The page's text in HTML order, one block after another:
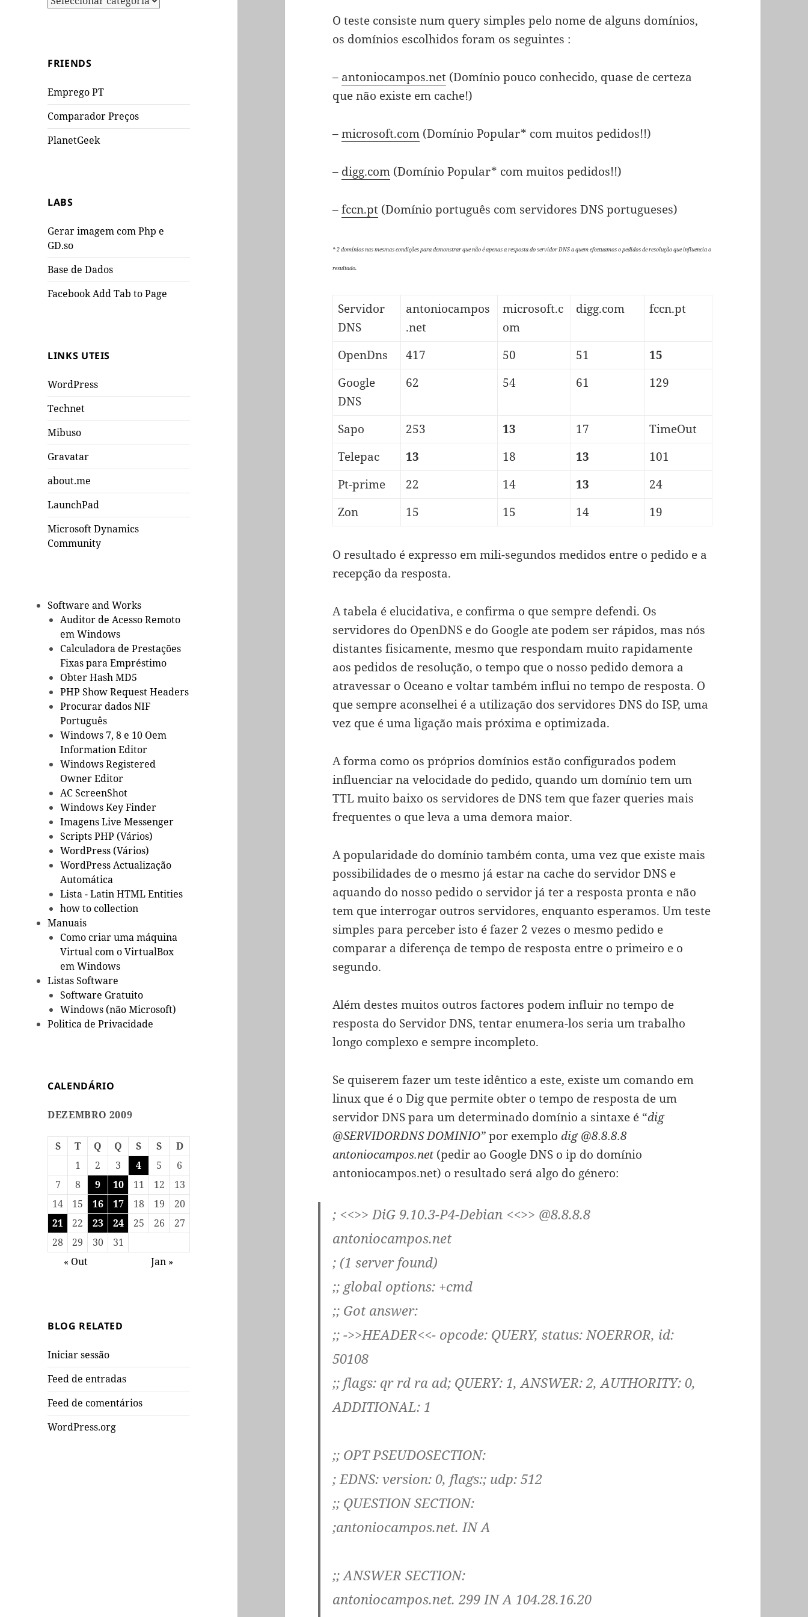
FRIENDS
Emprego PT
Comparador Preços
PlanetGeek
LABS
Gerar imagem com Php e
GD.so
Base de Dados
Facebook Add Tab to Page
LINKS UTEIS
WordPress
Technet
Mibuso
Gravatar
about.me
LaunchPad
Microsoft Dynamics
Community
Software and Works
Auditor de Acesso Remoto
em Windows
Calculadora de Prestações
Fixas para Empréstimo
Obter Hash MD5
PHP Show Request Headers
Procurar dados NIF
Português
Windows 7, 8 e 10 Oem
Information Editor
Windows Registered
Owner Editor
AC ScreenShot
Windows Key Finder
Imagens Live Messenger
Scripts PHP (Vários)
WordPress (Vários)
WordPress Actualização
Automática
Lista - Latin HTML Entities
how to collection
Manuais
Como criar uma máquina
Virtual com o VirtualBox
em Windows
Listas Software
Software Gratuito
Windows (não Microsoft)
Politica de Privacidade
CALENDÁRIO
DEZEMBRO 2009
S T Q Q S S
D
1
2 3 4 5
6
7
8 9 10 11 12
13
14
15 16 17 18 19
20
21
22 23 24 25 26
27
28
29 30
31
« Out
Jan »
BLOG RELATED
Iniciar sessão
Feed de entradas
Feed de comentários
WordPress.org
O teste consiste num query simples pelo nome de alguns domínios,
os domínios escolhidos foram os seguintes :
– antoniocampos.net (Domínio pouco conhecido, quase de certeza
que não existe em cache!)
–microsoft.com (Domínio Popular* com muitos pedidos!!)
– digg.com (Domínio Popular* com muitos pedidos!!)
–fccn.pt (Domínio português com servidores DNS portugueses)
* 2 domínios nas mesmas condições para demonstrar que não é apenas a resposta do servidor DNS a quem efectuamos o pedidos de resolução que influencia o
resultado.
Servidor
DNS
antoniocampos
.net
microsoft.c
om
digg.com fccn.pt
OpenDns 417 50 51
15
Google
DNS
62 54 61 129
Sapo 253 13 17
TimeOut
Telepac
13 18 13
101
Pt-prime
22 14 13
24
Zon
15 15 14 19
O resultado é expresso em mili-segundos medidos entre o pedido e a
recepção da resposta.
A tabela é elucidativa, e confirma o que sempre defendi. Os
servidores do OpenDNS e do Google ate podem ser rápidos, mas nós
distantes fisicamente, mesmo que respondam muito rapidamente
aos pedidos de resolução, o tempo que o nosso pedido demora a
atravessar o Oceano e voltar também influi no tempo de resposta. O
que sempre aconselhei é a utilização dos servidores DNS do ISP, uma
vez que é uma ligação mais próxima e optimizada.
A forma como os próprios domínios estão configurados podem
influenciar na velocidade do pedido, quando um domínio tem um
TTL muito baixo os servidores de DNS tem que fazer queries mais
frequentes o que leva a uma demora maior.
A popularidade do domínio também conta, uma vez que existe mais
possibilidades de o mesmo já estar na cache do servidor DNS e
aquando do nosso pedido o servidor já ter a resposta pronta e não
tem que interrogar outros servidores, enquanto esperamos. Um teste
simples para perceber isto é fazer 2 vezes o mesmo pedido e
comparar a diferença de tempo de resposta entre o primeiro e o
segundo.
Além destes muitos outros factores podem influir no tempo de
resposta do Servidor DNS, tentar enumera-los seria um trabalho
longo complexo e sempre incompleto.
Se quiserem fazer um teste idêntico a este, existe um comando em
linux que é o Dig que permite obter o tempo de resposta de um
servidor DNS para um determinado domínio a sintaxe é “dig
@SERVIDORDNS DOMINIO”por exemplodig @8.8.8.8
antoniocampos.net (pedir ao Google DNS o ip do domínio
antoniocampos.net) o resultado será algo do género:
; <<>> DiG 9.10.3-P4-Debian <<>> @8.8.8.8
antoniocampos.net
; (1 server found)
;; global options: +cmd
;; Got answer:
;; ->>HEADER<<- opcode: QUERY, status: NOERROR, id:
50108
;; flags: qr rd ra ad; QUERY: 1, ANSWER: 2, AUTHORITY: 0,
ADDITIONAL: 1
;; OPT PSEUDOSECTION:
; EDNS: version: 0, flags:; udp: 512
;; QUESTION SECTION:
;antoniocampos.net. IN A
;; ANSWER SECTION:
antoniocampos.net. 299 IN A 104.28.16.20